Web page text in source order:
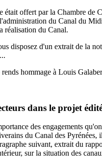
était offert par la Chambre de
du Canal du
réalisation du Canal.
disposez d'un extrait de la
hommage à Louis
dans le projet
des engagements
du Canal des Pyrénées,
suivant, extrait du
sur la situation des